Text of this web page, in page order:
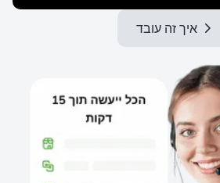
איך זה עובד